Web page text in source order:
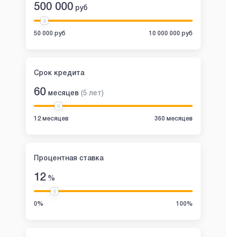
500 000 руб
50 000 руб 10 000 000 руб
Срок кредита
60 месяцев (5 лет)
12 месяцев 360 месяцев
Процентная ставка
12%
0% 100%